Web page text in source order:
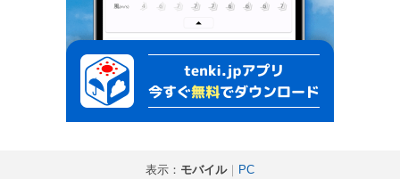
表示： モバイル｜ PC